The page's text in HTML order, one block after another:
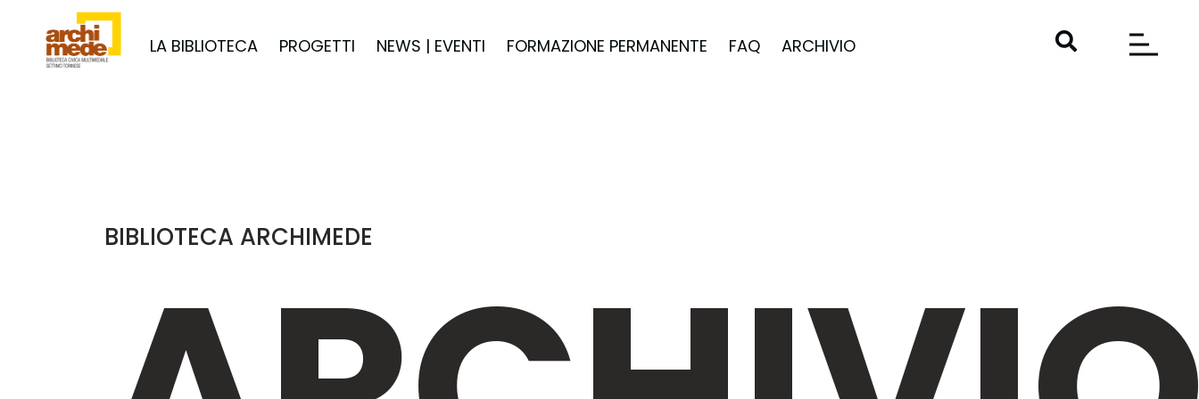
LA BIBLIOTECA PROGETTI NEWS | EVENTI FORMAZIONE PERMANENTE FAQ ARCHIVIO
BIBLIOTECA ARCHIMEDE